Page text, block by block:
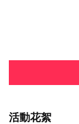
活動花絮